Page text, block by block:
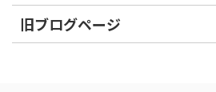
旧ブログページ